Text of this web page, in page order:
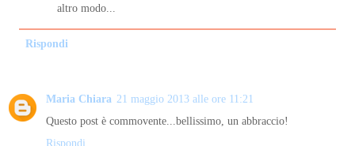
altro modo...
Rispondi
Maria Chiara 21 maggio 2013 alle ore 11:21
Questo post è commovente...bellissimo, un abbraccio!
Rispondi